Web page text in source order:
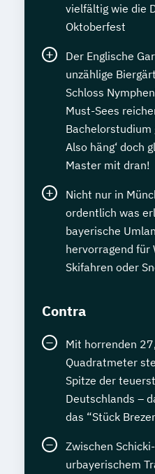
vielfältig wie die
Oktoberfest
Der Englische
unzählige
Schloss
Must-Sees
Also häng‘ doch
Master mit dran!
Nicht nur in
ordentlich was
bayerische
hervorragend für
Skifahren oder
Contra
Mit horrenden
Quadratmeter
Spitze der
Deutschlands –
das “Stück
Zwischen
urbayerischem